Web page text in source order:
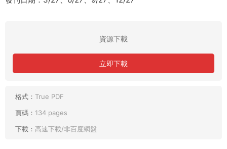
資源下載
立即下載
格式： True PDF
頁碼： 134 pages
下載： 高速下載/非百度網盤